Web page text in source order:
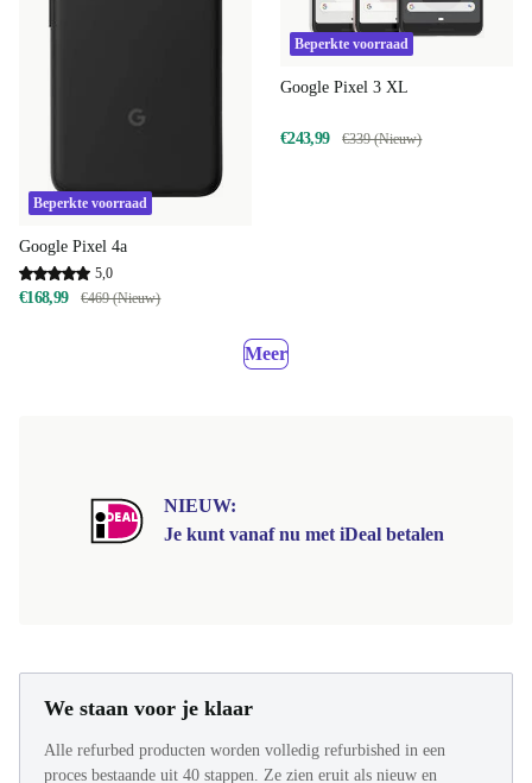
Beperkte voorraad
Google Pixel 4a
5,0
€168,99 €469 (Nieuw)
Beperkte voorraad
Google Pixel 3 XL
€243,99 €339 (Nieuw)
Meer
NIEUW:
Je kunt vanaf nu met iDeal betalen
We staan voor je klaar
Alle refurbed producten worden volledig refurbished in een
proces bestaande uit 40 stappen. Ze zien eruit als nieuw en